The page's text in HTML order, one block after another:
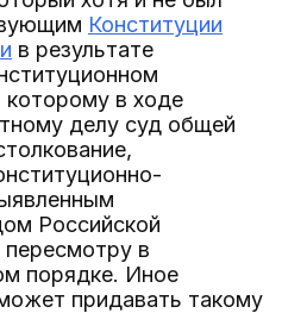
Конституции
в результате
которому в ходе
делу суд общей
Российской
в
порядке. Иное
придавать такому